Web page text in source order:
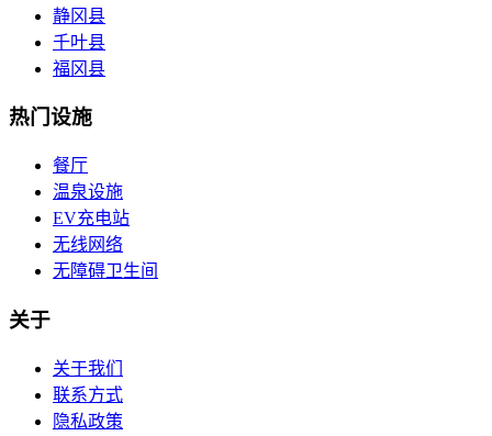
静冈县
千叶县
福冈县
热门设施
餐厅
温泉设施
EV充电站
无线网络
无障碍卫生间
关于
关于我们
联系方式
隐私政策